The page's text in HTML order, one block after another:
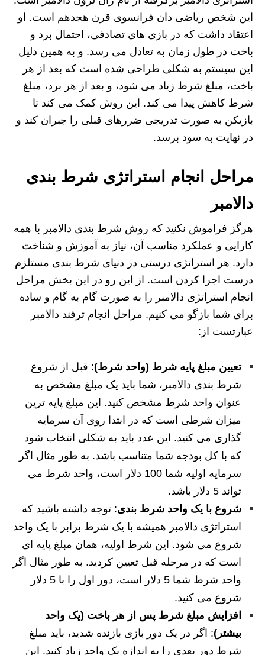
این شخص ریاضی‌ دان فرانسوی قرن هجدهم است. او
اعتقاد داشت که در بازی‌ های تصادفی، احتمال برد و
باخت در طول زمان به تعادل می‌ رسد. و به همین دلیل
این سیستم به شکلی طراحی شده است که بعد از هر
باخت، مبلغ شرط زیاد می شود، و بعد از هر برد، مبلغ
شرط کاهش پیدا می کند. این روش کمک می‌ کند تا
بازیکن به‌ صورت تدریجی ضررهای قبلی را جبران کند و
در نهایت به سود برسد.
مراحل انجام استراتژی شرط بندی
دالامبر
هرگز فراموش نکنید که روش شرط بندی دالامبر با همه
کارایی و عملکرد مناسب آن، نیاز به آموزش و شناخت
دارد. هر استراتژی درستی در دنیای شرط بندی مستلزم
درست اجرا کردن است. از این رو در این بخش مراحل
انجام استراتژی دالامبر را به صورت گام به گام و ساده
برای شما بازگو می کنیم. مراحل انجام ترفند دالامبر
عبارتست از:
تعیین مبلغ پایه شرط (واحد شرط): قبل از شروع
شرط‌ بندی دالامبر، شما باید یک مبلغ مشخص به‌
عنوان واحد شرط مشخص کنید. این مبلغ پایه‌ ترین
میزان شرطی است که در ابتدا روی آن سرمایه‌
گذاری می‌ کنید. این عدد باید به‌ شکلی انتخاب شود
که با کل بودجه شما متناسب باشد. به طور مثال اگر
سرمایه اولیه شما 100 دلار است، واحد شرط می‌
تواند 5 دلار باشد.
شروع با یک واحد شرط بندی: توجه داشته باشید که
استراتژی دالامبر همیشه با یک شرط برابر با یک واحد
شروع می‌ شود. این شرط اولیه، همان مبلغ پایه‌ ای
است که در مرحله قبل تعیین کردید. به طور مثال اگر
واحد شرط شما 5 دلار است، دور اول را با 5 دلار
شروع می‌ کنید.
افزایش مبلغ شرط پس از هر باخت (یک واحد
بیشتر): اگر در یک دور بازی بازنده شدید، باید مبلغ
شرط دور بعدی را به‌ اندازه یک واحد زیاد کنید. این